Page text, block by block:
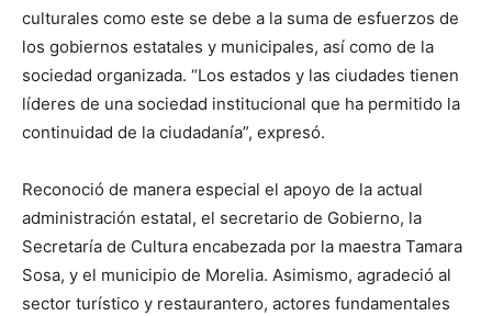
culturales como este se debe a la suma de esfuerzos de
los gobiernos estatales y municipales, así como de la
sociedad organizada. “Los estados y las ciudades tienen
líderes de una sociedad institucional que ha permitido la
continuidad de la ciudadanía”, expresó.
Reconoció de manera especial el apoyo de la actual
administración estatal, el secretario de Gobierno, la
Secretaría de Cultura encabezada por la maestra Tamara
Sosa, y el municipio de Morelia. Asimismo, agradeció al
sector turístico y restaurantero, actores fundamentales